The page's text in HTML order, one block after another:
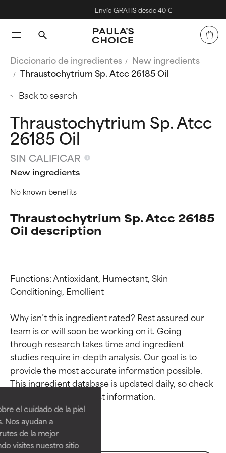
el cuidado de la piel
Nos ayudan a
de la mejor
visites nuestro sitio
Envío GRATIS desde 40 €
Diccionario de ingredientes
New ingredients
Thraustochytrium Sp. Atcc 26185 Oil
Back to search
Thraustochytrium Sp. Atcc
26185 Oil
SIN CALIFICAR
New ingredients
No known benefits
Thraustochytrium Sp. Atcc 26185
Oil description
Functions: Antioxidant, Humectant, Skin
Conditioning, Emollient
Why isn’t this ingredient rated? Rest assured our
team is or will soon be working on it. Going
through research takes time and ingredient
studies require in-depth analysis. Our goal is to
provide the most accurate information possible.
This ingredient database is updated daily, so check
Calificaciones de
ingredientes
EXCELENTE
Ingrediente sobresaliente con
beneficios reales para la piel. Su
Calificaciones de
ingredientes
EXCELENTE
Ingrediente sobresaliente con
beneficios reales para la piel. Su